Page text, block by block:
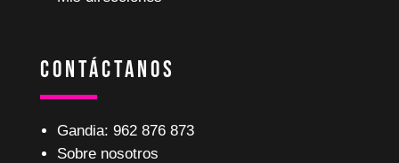
Contáctanos
Gandia: 962 876 873
Sobre nosotros